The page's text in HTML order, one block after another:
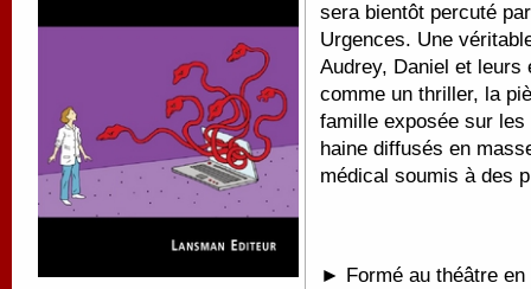
sera bientôt percuté
Urgences. Une
Audrey, Daniel et leurs
comme un thriller, la
famille exposée sur
haine diffusés en
médical soumis à des
► Formé au théâtre